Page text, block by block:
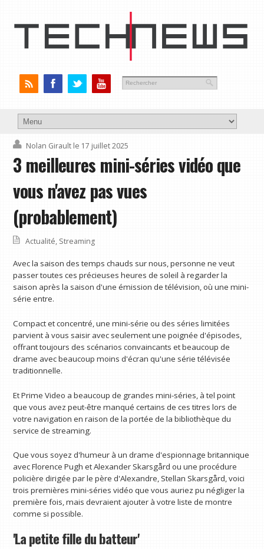
Nolan Girault le 17 juillet 2025
3 meilleures mini-séries vidéo que
vous n'avez pas vues
(probablement)
Actualité, Streaming
Avec la saison des temps chauds sur nous, personne ne veut
passer toutes ces précieuses heures de soleil à regarder la
saison après la saison d'une émission de télévision, où une mini-
série entre.
Compact et concentré, une mini-série ou des séries limitées
parvient à vous saisir avec seulement une poignée d'épisodes,
offrant toujours des scénarios convaincants et beaucoup de
drame avec beaucoup moins d'écran qu'une série télévisée
traditionnelle.
Et Prime Video a beaucoup de grandes mini-séries, à tel point
que vous avez peut-être manqué certains de ces titres lors de
votre navigation en raison de la portée de la bibliothèque du
service de streaming.
Que vous soyez d'humeur à un drame d'espionnage britannique
avec Florence Pugh et Alexander Skarsgård ou une procédure
policière dirigée par le père d'Alexandre, Stellan Skarsgård, voici
trois premières mini-séries vidéo que vous auriez pu négliger la
première fois, mais devraient ajouter à votre liste de montre
comme si possible.
'La petite fille du batteur'